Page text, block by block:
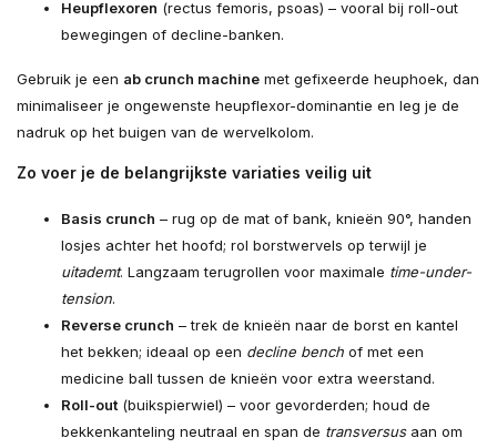
Heupflexoren (rectus femoris, psoas) – vooral bij roll-out
bewegingen of decline-banken.
Gebruik je een ab crunch machine met gefixeerde heuphoek, dan
minimaliseer je ongewenste heupflexor-dominantie en leg je de
nadruk op het buigen van de wervelkolom.
Zo voer je de belangrijkste variaties veilig uit
Basis crunch – rug op de mat of bank, knieën 90°, handen
losjes achter het hoofd; rol borstwervels op terwijl je
uitademt. Langzaam terugrollen voor maximale time-under-
tension.
Reverse crunch – trek de knieën naar de borst en kantel
het bekken; ideaal op een decline bench of met een
medicine ball tussen de knieën voor extra weerstand.
Roll-out (buikspierwiel) – voor gevorderden; houd de
bekken­kanteling neutraal en span de transversusaan om